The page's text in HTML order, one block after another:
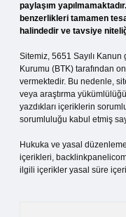
paylaşım
benzerlikleri tamamen
halindedir ve tavsiye
Sitemiz, 5651 Sayılı
Kurumu (BTK) tarafından
vermektedir. Bu nedenle,
veya araştırma
yazdıkları içeriklerin
sorumluluğu kabul etmiş
Hukuka ve yasal
içerikleri,
ilgili içerikler yasal süre